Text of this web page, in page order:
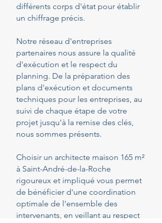
différents corps d'état pour établir
un chiffrage précis.
Notre réseau d'entreprises
partenaires nous assure la qualité
d'exécution et le respect du
planning. De la préparation des
plans d'exécution et documents
techniques pour les entreprises, au
suivi de chaque étape de votre
projet jusqu'à la remise des clés,
nous sommes présents.
Choisir un architecte maison 165 m²
à Saint-André-de-la-Roche
rigoureux et impliqué vous permet
de bénéficier d'une coordination
optimale de l'ensemble des
intervenants, en veillant au respect